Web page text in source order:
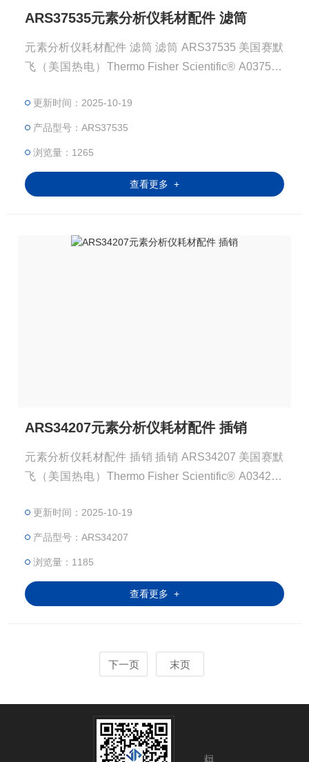
ARS37535元素分析仪耗材配件 滤筒
元素分析仪耗材配件 滤筒 滤筒 ARS37535 美国赛默
飞（美国热电）Thermo Fisher Scientific® A037535
品来自OEM厂商；我们提供的所有产品都是高质量高
性价的，适用于所对应仪器。
更新时间：2025-10-19
产品型号：ARS37535
浏览量：1265
查看更多 +
ARS34207元素分析仪耗材配件 插销
元素分析仪耗材配件 插销 插销 ARS34207 美国赛默
飞（美国热电）Thermo Fisher Scientific® A034207
品来自OEM厂商；我们提供的所有产品都是高质量高
性价的，适用于所对应仪器。
更新时间：2025-10-19
产品型号：ARS34207
浏览量：1185
查看更多 +
下一页 末页
扫码关注我们